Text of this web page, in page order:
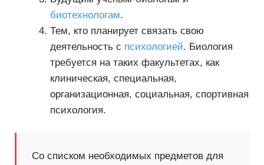
биотехнологам.
Тем, кто планирует связать свою
деятельность с психологией. Биология
требуется на таких факультетах, как
клиническая, специальная,
организационная, социальная, спортивная
психология.
Со списком необходимых предметов для